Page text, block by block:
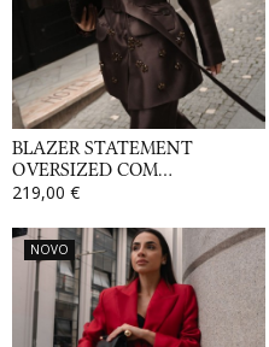
BLAZER STATEMENT
OVERSIZED COM...
219,00 €
NOVO